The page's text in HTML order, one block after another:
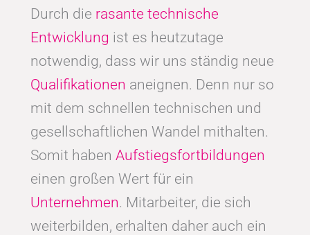
Durch die rasante technische
Entwicklung ist es heutzutage
notwendig, dass wir uns ständig neue
Qualifikationen aneignen. Denn nur so
mit dem schnellen technischen und
gesellschaftlichen Wandel mithalten.
Somit haben Aufstiegsfortbildungen
einen großen Wert für ein
Unternehmen. Mitarbeiter, die sich
weiterbilden, erhalten daher auch ein